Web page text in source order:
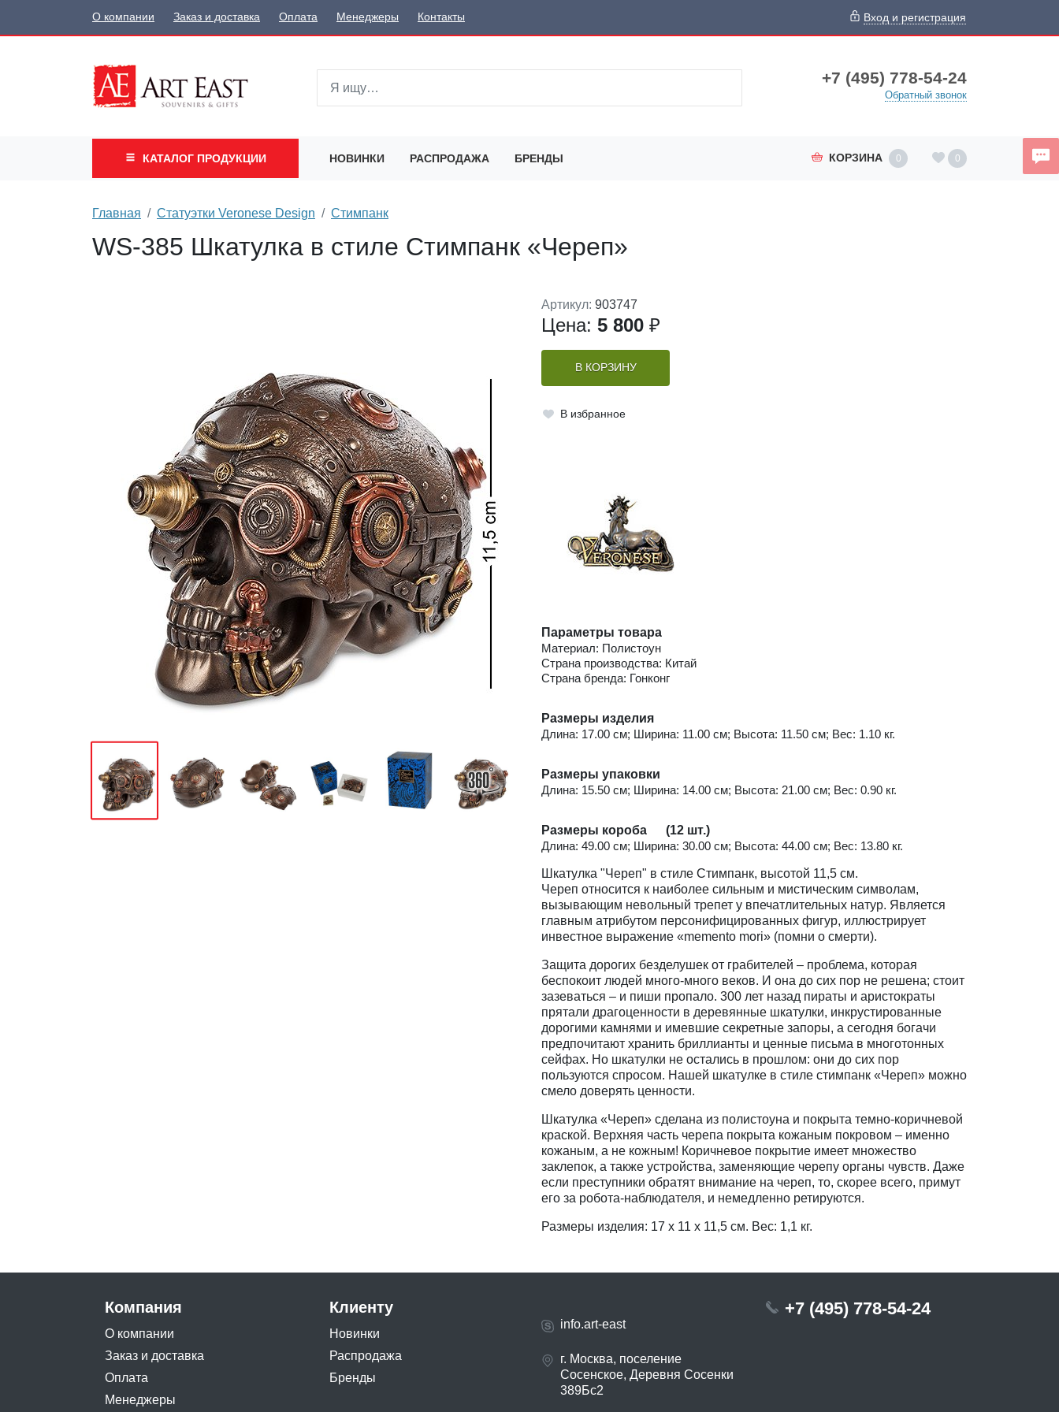
О компании Заказ и доставка Оплата Менеджеры Контакты Вход и регистрация
+7 (495) 778-54-24
Обратный звонок
КАТАЛОГ ПРОДУКЦИИ НОВИНКИ РАСПРОДАЖА БРЕНДЫ КОРЗИНА 0 0
Главная Статуэтки Veronese Design Стимпанк
WS-385 Шкатулка в стиле Стимпанк «Череп»
Артикул: 903747
Цена: 5 800 ₽
В КОРЗИНУ
В избранное
Параметры товара
Материал: Полистоун
Страна производства: Китай
Страна бренда: Гонконг
Размеры изделия
Длина: 17.00 см; Ширина: 11.00 см; Высота: 11.50 см; Вес: 1.10 кг.
Размеры упаковки
Длина: 15.50 см; Ширина: 14.00 см; Высота: 21.00 см; Вес: 0.90 кг.
Размеры короба (12 шт.)
Длина: 49.00 см; Ширина: 30.00 см; Высота: 44.00 см; Вес: 13.80 кг.
Шкатулка "Череп" в стиле Стимпанк, высотой 11,5 см.
Череп относится к наиболее сильным и мистическим символам,
вызывающим невольный трепет у впечатлительных натур. Является
главным атрибутом персонифицированных фигур, иллюстрирует
инвестное выражение «memento mori» (помни о смерти).
Защита дорогих безделушек от грабителей – проблема, которая
беспокоит людей много-много веков. И она до сих пор не решена; стоит
зазеваться – и пиши пропало. 300 лет назад пираты и аристократы
прятали драгоценности в деревянные шкатулки, инкрустированные
дорогими камнями и имевшие секретные запоры, а сегодня богачи
предпочитают хранить бриллианты и ценные письма в многотонных
сейфах. Но шкатулки не остались в прошлом: они до сих пор
пользуются спросом. Нашей шкатулке в стиле стимпанк «Череп» можно
смело доверять ценности.
Шкатулка «Череп» сделана из полистоуна и покрыта темно-коричневой
краской. Верхняя часть черепа покрыта кожаным покровом – именно
кожаным, а не кожным! Коричневое покрытие имеет множество
заклепок, а также устройства, заменяющие черепу органы чувств. Даже
если преступники обратят внимание на череп, то, скорее всего, примут
его за робота-наблюдателя, и немедленно ретируются.
Размеры изделия: 17 x 11 x 11,5 см. Вес: 1,1 кг.
Компания
О компании
Заказ и доставка
Оплата
Менеджеры
Клиенту
Новинки
Распродажа
Бренды
info.art-east
г. Москва, поселение
Сосенское, Деревня Сосенки
389Бс2
+7 (495) 778-54-24